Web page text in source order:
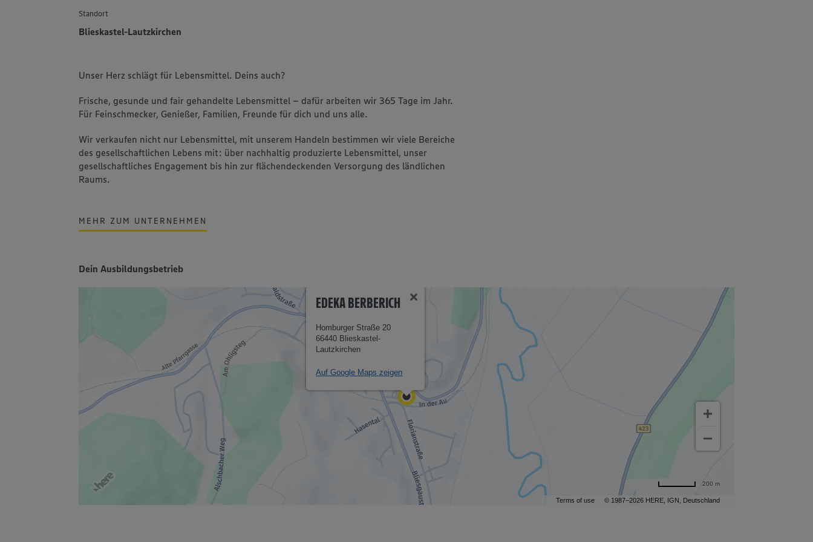
Standort
Blieskastel-Lautzkirchen
Unser Herz schlägt für Lebensmittel. Deins auch?
Frische, gesunde und fair gehandelte Lebensmittel – dafür arbeiten wir 365 Tage im Jahr.
Für Feinschmecker, Genießer, Familien, Freunde für dich und uns alle.
Wir verkaufen nicht nur Lebensmittel, mit unserem Handeln bestimmen wir viele Bereiche
des gesellschaftlichen Lebens mit: über nachhaltig produzierte Lebensmittel, unser
gesellschaftliches Engagement bis hin zur flächendeckenden Versorgung des ländlichen
Raums.
MEHR ZUM UNTERNEHMEN
Dein Ausbildungsbetrieb
Terms of use © 1987–2026 HERE, IGN, Deutschland
EDEKA BERBERICH
Homburger Straße 20
66440 Blieskastel-
Lautzkirchen
Auf Google Maps zeigen
200 m